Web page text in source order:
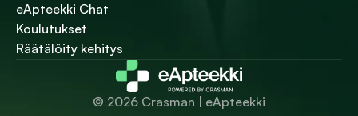
eApteekki Chat
Koulutukset
Räätälöity kehitys
© 2026 Crasman | eApteekki